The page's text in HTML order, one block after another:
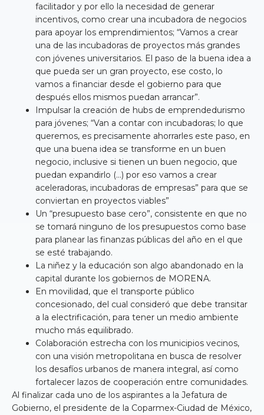
facilitador y por ello la necesidad de generar
incentivos, como crear una incubadora de negocios
para apoyar los emprendimientos; “Vamos a crear
una de las incubadoras de proyectos más grandes
con jóvenes universitarios. El paso de la buena idea a
que pueda ser un gran proyecto, ese costo, lo
vamos a financiar desde el gobierno para que
después ellos mismos puedan arrancar”.
Impulsar la creación de hubs de emprendedurismo
para jóvenes; “Van a contar con incubadoras; lo que
queremos, es precisamente ahorrarles este paso, en
que una buena idea se transforme en un buen
negocio, inclusive si tienen un buen negocio, que
puedan expandirlo (…) por eso vamos a crear
aceleradoras, incubadoras de empresas” para que se
conviertan en proyectos viables”
Un “presupuesto base cero”, consistente en que no
se tomará ninguno de los presupuestos como base
para planear las finanzas públicas del año en el que
se esté trabajando.
La niñez y la educación son algo abandonado en la
capital durante los gobiernos de MORENA.
En movilidad, que el transporte público
concesionado, del cual consideró que debe transitar
a la electrificación, para tener un medio ambiente
mucho más equilibrado.
Colaboración estrecha con los municipios vecinos,
con una visión metropolitana en busca de resolver
los desafíos urbanos de manera integral, así como
fortalecer lazos de cooperación entre comunidades.
Al finalizar cada uno de los aspirantes a la Jefatura de
Gobierno, el presidente de la Coparmex-Ciudad de México,